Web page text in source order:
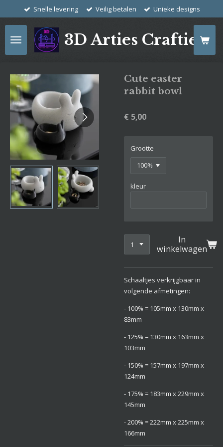
de
hoofdinhoud
3D Arties Crafties
Snelle levering Veilig betalen Unieke designs
Cute easter
rabbit bowl
€ 5,00
Grootte
kleur
In
winkelwagen
Schaaltjes verkrijgbaar in
volgende afmetingen:
- 100% = 105mm x 130mm x
83mm
- 125% = 130mm x 163mm x
103mm
- 150% = 157mm x 197mm x
124mm
- 175% = 183mm x 229mm x
145mm
- 200% = 222mm x 225mm x
166mm